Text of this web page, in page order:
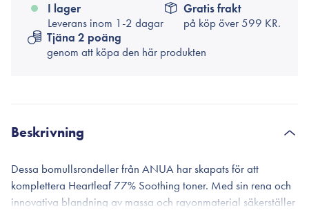
I lager
Leverans inom 1-2 dagar
Gratis frakt
på köp över599 KR.
Tjäna 2 poäng
genom att köpa den här produkten
Beskrivning
Dessa bomullsrondeller från ANUA har skapats för att
komplettera Heartleaf 77% Soothing toner. Med sin rena och
innovativa blandning av massa och rayonmaterial säkerställer